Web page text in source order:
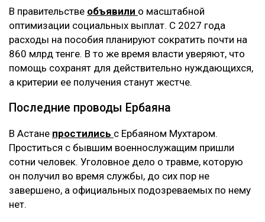
В правительстве объявили о масштабной
оптимизации социальных выплат. С 2027 года
расходы на пособия планируют сократить почти на
860 млрд тенге. В то же время власти уверяют, что
помощь сохранят для действительно нуждающихся,
а критерии ее получения станут жестче.
Последние проводы Ербаяна
В Астане простились с Ербаяном Мухтаром.
Проститься с бывшим военнослужащим пришли
сотни человек. Уголовное дело о травме, которую
он получил во время службы, до сих пор не
завершено, а официальных подозреваемых по нему
нет.